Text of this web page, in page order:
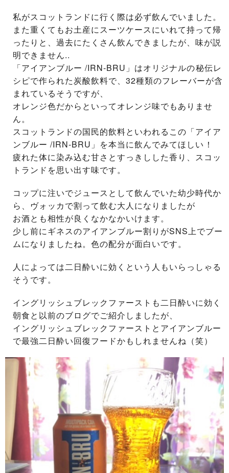
私がスコットランドに行く際は必ず飲んでいました。
また重くてもお土産にスーツケースにいれて持って帰
ったりと、過去にたくさん飲んできましたが、味が説
明できません..
「アイアンブルー /IRN-BRU」はオリジナルの秘伝レ
シピで作られた炭酸飲料で、32種類のフレーバーが含
まれているそうですが、
オレンジ色だからといってオレンジ味でもありませ
ん。
スコットランドの国民的飲料といわれるこの「アイア
ンブルー /IRN-BRU」を本当に飲んでみてほしい！
疲れた体に染み込む甘さとすっきしした香り、スコッ
トランドを思い出す味です。
コップに注いでジュースとして飲んでいた幼少時代か
ら、ヴォッカで割って飲む大人になりましたが
お酒とも相性が良くなかなかいけます。
少し前にギネスのアイアンブルー割りがSNS上でブー
ムになりましたね。色の配分が面白いです。
人によっては二日酔いに効くという人もいらっしゃる
そうです。
イングリッシュブレックファーストも二日酔いに効く
朝食と以前のブログでご紹介しましたが、
イングリッシュブレックファーストとアイアンブルー
で最強二日酔い回復フードかもしれませんね（笑）